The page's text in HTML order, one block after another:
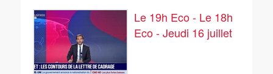
Le 19h Eco - Le 18h
Eco - Jeudi 16 juillet